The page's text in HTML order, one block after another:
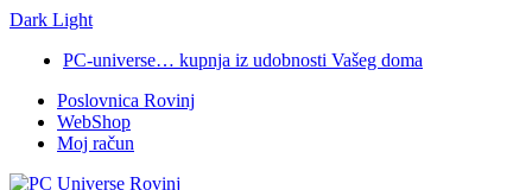
Dark Light
navigation
content
PC-universe… kupnja iz udobnosti Vašeg doma
Poslovnica Rovinj
WebShop
Moj račun